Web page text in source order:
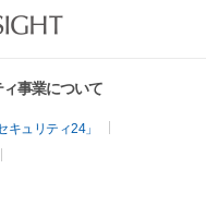
事業について
ュリティ24」